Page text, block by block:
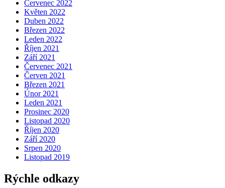
Červenec 2022
Květen 2022
Duben 2022
Březen 2022
Leden 2022
Říjen 2021
Září 2021
Červenec 2021
Červen 2021
Březen 2021
Únor 2021
Leden 2021
Prosinec 2020
Listopad 2020
Říjen 2020
Září 2020
Srpen 2020
Listopad 2019
Rýchle odkazy